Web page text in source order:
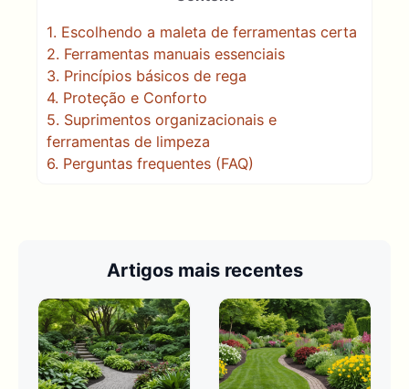
1. Escolhendo a maleta de ferramentas certa
2. Ferramentas manuais essenciais
3. Princípios básicos de rega
4. Proteção e Conforto
5. Suprimentos organizacionais e
ferramentas de limpeza
6. Perguntas frequentes (FAQ)
Artigos mais recentes